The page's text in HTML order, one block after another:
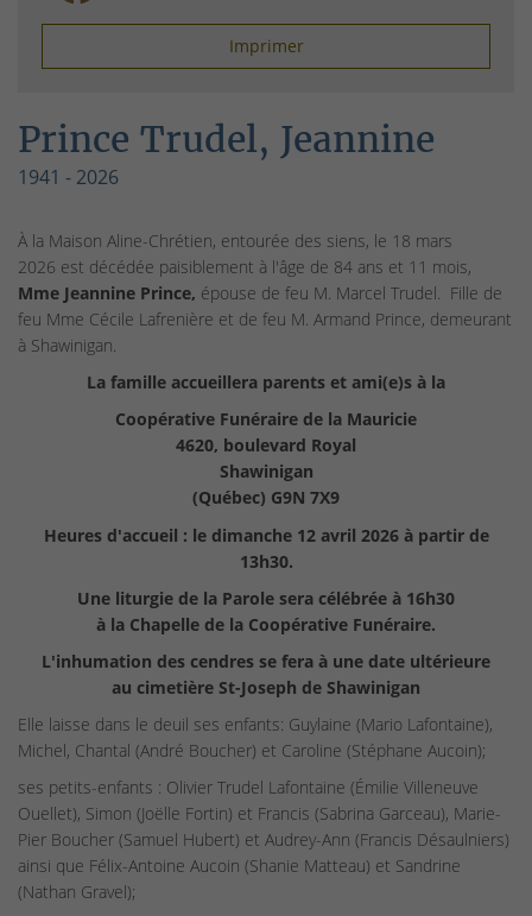
Imprimer
Prince Trudel, Jeannine
1941 - 2026
À la Maison Aline-Chrétien, entourée des siens, le 18 mars
2026 est décédée paisiblement à l'âge de 84 ans et 11 mois,
Mme Jeannine Prince, épouse de feu M. Marcel Trudel. Fille de
feu Mme Cécile Lafrenière et de feu M. Armand Prince, demeurant
à Shawinigan.
La famille accueillera parents et ami(e)s à la
Coopérative Funéraire de la Mauricie
4620, boulevard Royal
Shawinigan
(Québec) G9N 7X9
Heures d'accueil : le dimanche 12 avril 2026 à partir de
13h30.
Une liturgie de la Parole sera célébrée à 16h30
à la Chapelle de la Coopérative Funéraire.
L'inhumation des cendres se fera à une date ultérieure
au cimetière St-Joseph de Shawinigan
Elle laisse dans le deuil ses enfants: Guylaine (Mario Lafontaine),
Michel, Chantal (André Boucher) et Caroline (Stéphane Aucoin);
ses petits-enfants : Olivier Trudel Lafontaine (Émilie Villeneuve
Ouellet), Simon (Joëlle Fortin) et Francis (Sabrina Garceau), Marie-
Pier Boucher (Samuel Hubert) et Audrey-Ann (Francis Désaulniers)
ainsi que Félix-Antoine Aucoin (Shanie Matteau) et Sandrine
(Nathan Gravel);